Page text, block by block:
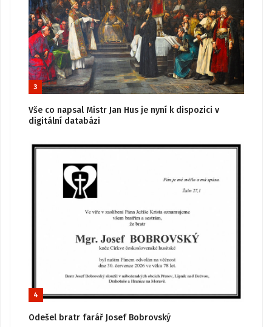
3
Vše co napsal Mistr Jan Hus je nyní k dispozici v
digitální databázi
4
Odešel bratr farář Josef Bobrovský